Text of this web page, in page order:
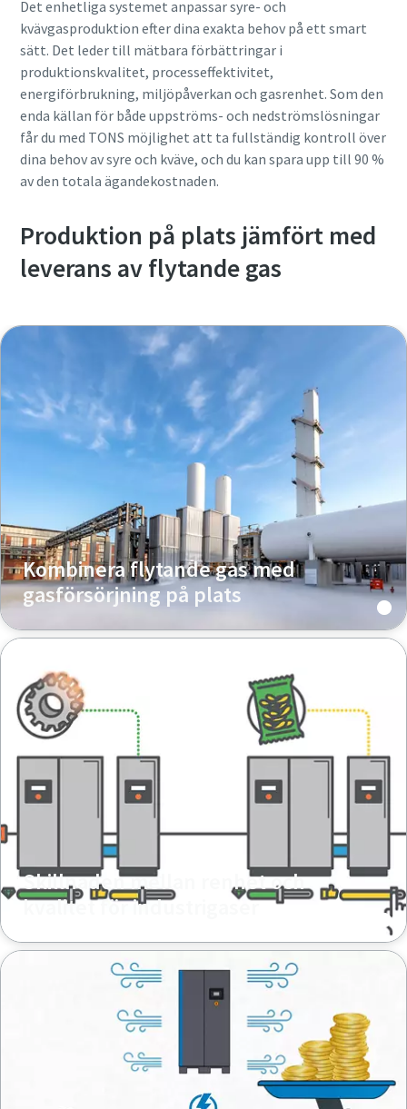
Det enhetliga systemet anpassar syre- och
kvävgasproduktion efter dina exakta behov på ett smart
sätt. Det leder till mätbara förbättringar i
produktionskvalitet, processeffektivitet,
energiförbrukning, miljöpåverkan och gasrenhet. Som den
enda källan för både uppströms- och nedströmslösningar
får du med TONS möjlighet att ta fullständig kontroll över
dina behov av syre och kväve, och du kan spara upp till 90 %
av den totala ägandekostnaden.
Produktion på plats jämfört med
leverans av flytande gas
Kombinera flytande gas med
gasförsörjning på plats
Skillnaden mellan renhet och
kvalitet för industrigaser